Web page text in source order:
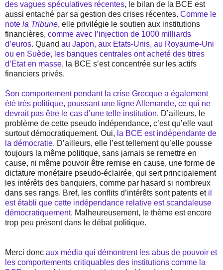
des vagues spéculatives récentes, le bilan de la BCE est
aussi entaché par sa gestion des crises récentes. Comme le
note la Tribune, elle privilégie le soutien aux institutions
financières, comme avec l’injection de 1000 milliards
d’euros. Quand au Japon, aux Etats-Unis, au Royaume-Uni
ou en Suède, les banques centrales ont acheté des titres
d’Etat en masse, la BCE s’est concentrée sur les actifs
financiers privés.
Son comportement pendant la crise Grecque a également
été très politique, poussant une ligne Allemande, ce qui ne
devrait pas être le cas d’une telle institution. D’ailleurs, le
problème de cette pseudo indépendance, c’est qu’elle vaut
surtout démocratiquement. Oui, la BCE est indépendante de
la démocratie. D’ailleurs, elle l’est tellement qu’elle pousse
toujours la même politique, sans jamais se remettre en
cause, ni même pouvoir être remise en cause, une forme de
dictature monétaire pseudo-éclairée, qui sert principalement
les intérêts des banquiers, comme par hasard si nombreux
dans ses rangs. Bref, les conflits d’intérêts sont patents et il
est établi que cette indépendance relative est scandaleuse
démocratiquement. Malheureusement, le thème est encore
trop peu présent dans le débat politique.
Merci donc aux média qui démontrent les abus de pouvoir et
les comportements critiquables des institutions comme la